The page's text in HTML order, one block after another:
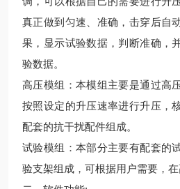
真正做到匀速、准确，击穿后自
果，显示试验数据，判断准确，
验数据。
高压模组：本模组主要是通过高
按照设定的升压速率进行升压，
配套的抗干扰配件组成。
试验模组：本部分主要有配套的
验支架组成，可根据用户需要，在